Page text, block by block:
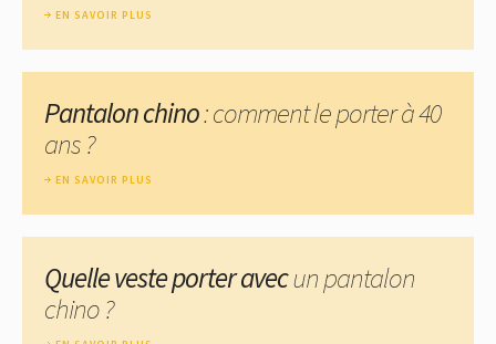
EN SAVOIR PLUS
Pantalon chino: comment le porter à 40
ans ?
EN SAVOIR PLUS
Quelle veste porter avecun pantalon
chino ?